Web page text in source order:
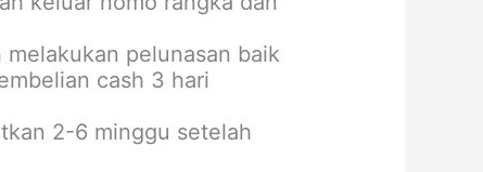
pelunasan baik
cash 3 hari
2-6 minggu setelah